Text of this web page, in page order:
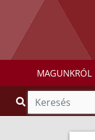
MAGUNKRÓL